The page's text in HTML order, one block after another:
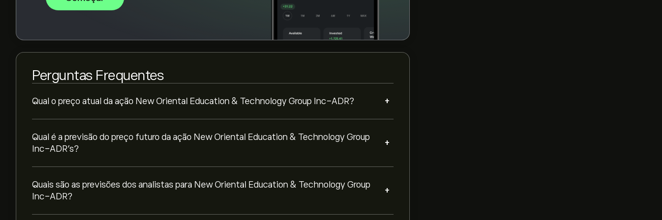
Perguntas Frequentes
Qual o preço atual da ação New Oriental Education & Technology Group Inc-ADR? +
Qual é a previsão do preço futuro da ação New Oriental Education & Technology Group
Inc-ADR’s?
+
Quais são as previsões dos analistas para New Oriental Education & Technology Group
Inc-ADR?
+